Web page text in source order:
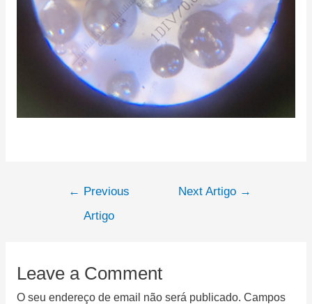
← Previous
Artigo
Next Artigo →
Leave a Comment
O seu endereço de email não será publicado. Campos